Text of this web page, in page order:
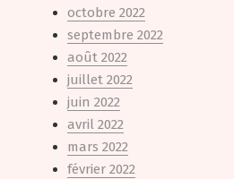
octobre 2022
septembre 2022
août 2022
juillet 2022
juin 2022
avril 2022
mars 2022
février 2022